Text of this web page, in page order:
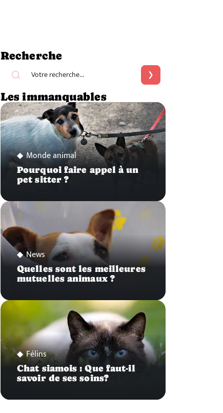
Recherche
Les immanquables
Monde animal
Pourquoi faire appel à un
pet sitter ?
News
Quelles sont les meilleures
mutuelles animaux ?
Félins
Chat siamois : Que faut-il
savoir de ses soins?